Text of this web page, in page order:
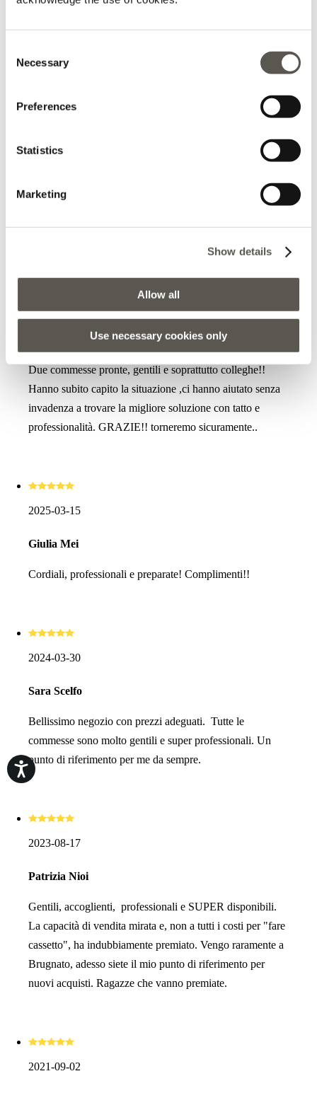
Selection
Necessary
Preferences
Statistics
Marketing
Show details
Allow all
Use necessary cookies only
Annalisa Franzetti
comprare, sia per il prezzo e le promozioni che fanno, ma
molto disponibili e che una volta che capiscono i tuoi
chiedere! Ieri pomeriggio sono stata seguita da Rebecca,
che ringrazio ancora per la sua disponibilità che non è per
Due commesse pronte, gentili e soprattutto colleghe!!
Hanno subito capito la situazione ,ci hanno aiutato senza
invadenza a trovare la migliore soluzione con tatto e
professionalità. GRAZIE!! torneremo sicuramente..
2025-03-15
Giulia Mei
Cordiali, professionali e preparate! Complimenti!!
2024-03-30
Sara Scelfo
Bellissimo negozio con prezzi adeguati. Tutte le
commesse sono molto gentili e super professionali. Un
punto di riferimento per me da sempre.
2023-08-17
Patrizia Nioi
Gentili, accoglienti, professionali e SUPER disponibili.
La capacità di vendita mirata e, non a tutti i costi per "fare
cassetto", ha indubbiamente premiato. Vengo raramente a
Brugnato, adesso siete il mio punto di riferimento per
nuovi acquisti. Ragazze che vanno premiate.
2021-09-02